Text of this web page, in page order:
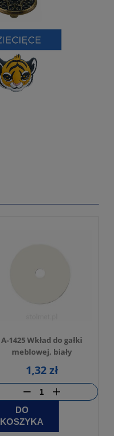
A-1425 Wkład do gałki
meblowej, biały
1,32 zł
DO
KOSZYKA